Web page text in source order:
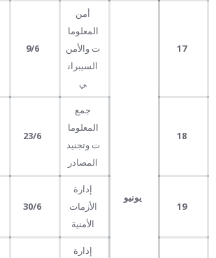
17
يونيو
أمن
المعلوما
ت والأمن
السيبران
ي
9
/6
18
جمع
المعلوما
ت وتجنيد
المصادر
/6
19
إدارة
الأزمات
الأمنية
/6
إدارة